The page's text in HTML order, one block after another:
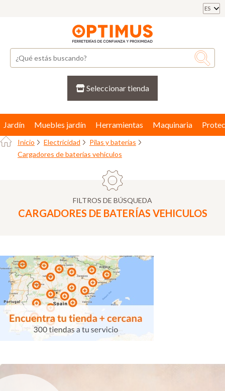
ES
Seleccionar tienda
Jardín Muebles jardín Herramientas Maquinaria
Inicio Electricidad
Pilas y baterías
Cargadores de baterías vehiculos
FILTROS DE BÚSQUEDA
CARGADORES DE BATERÍAS VEHICULOS